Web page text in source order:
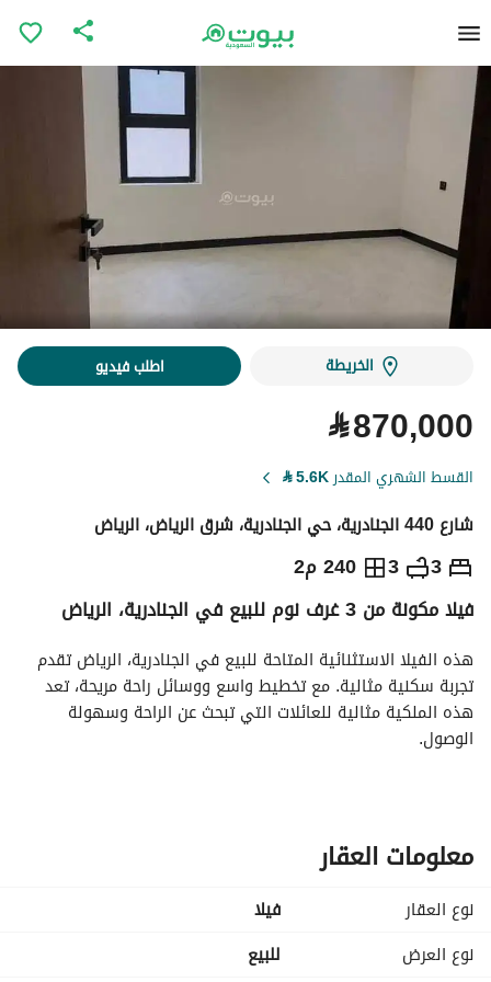
الخريطة اطلب فيديو
⃁870,000
القسط الشهري المقدر5.6K
⃁
شارع 440 الجنادرية، حي الجنادرية، شرق الرياض، الرياض
3
3 240 م2 ⃁
870,000
التفاصيل معلومات ترخيص الإعلان حاسبة التمويل فيلا مكونة من 3 غرف نوم للبيع في الجنادرية، الرياض
الوصول.
- **المساحة الكلية:** 240 متر مربع
- **مفروش/غير مفروش:** غير مفروش
**المرافق الأساسية:**
- الألياف الضوئية: استمتع باتصال إنترنت عالي السرعة.
- خدمات ATM: الوصول المريح للنقود بالقرب من منزلك.
معلومات العقار
نوع العقار
فیلا
نوع العرض
للبيع